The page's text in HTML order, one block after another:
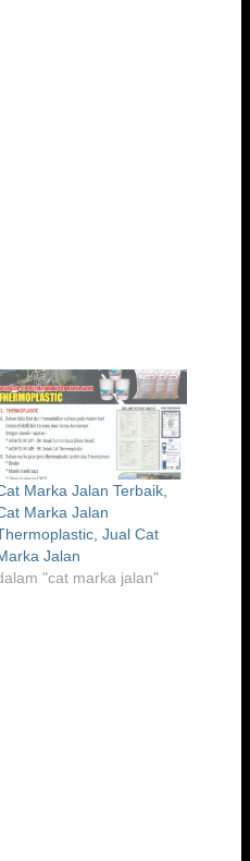
Marka Jalan Terbaik,
Marka Jalan
Jual Cat
Jalan
"cat marka jalan"